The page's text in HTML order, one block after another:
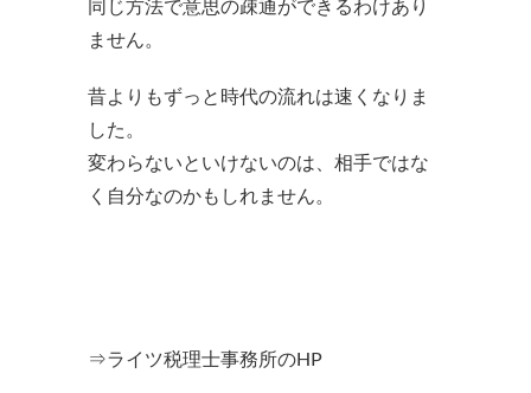
同じ方法で意思の疎通ができるわけあり
ません。
昔よりもずっと時代の流れは速くなりま
した。
変わらないといけないのは、相手ではな
く自分なのかもしれません。
⇒ライツ税理士事務所のHP